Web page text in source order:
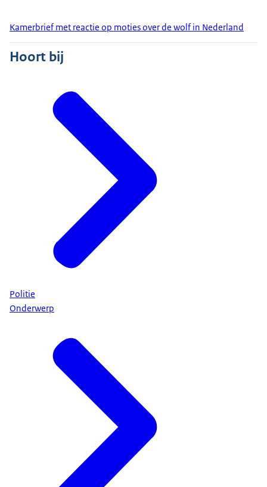
Kamerbrief met reactie op moties over de wolf in Nederland
Hoort bij
Politie
Onderwerp